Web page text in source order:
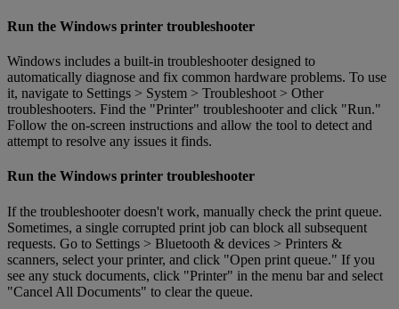
Run the Windows printer troubleshooter
Windows includes a built-in troubleshooter designed to
automatically diagnose and fix common hardware problems. To use
it, navigate to Settings > System > Troubleshoot > Other
troubleshooters. Find the "Printer" troubleshooter and click "Run."
Follow the on-screen instructions and allow the tool to detect and
attempt to resolve any issues it finds.
Run the Windows printer troubleshooter
If the troubleshooter doesn't work, manually check the print queue.
Sometimes, a single corrupted print job can block all subsequent
requests. Go to Settings > Bluetooth & devices > Printers &
scanners, select your printer, and click "Open print queue." If you
see any stuck documents, click "Printer" in the menu bar and select
"Cancel All Documents" to clear the queue.